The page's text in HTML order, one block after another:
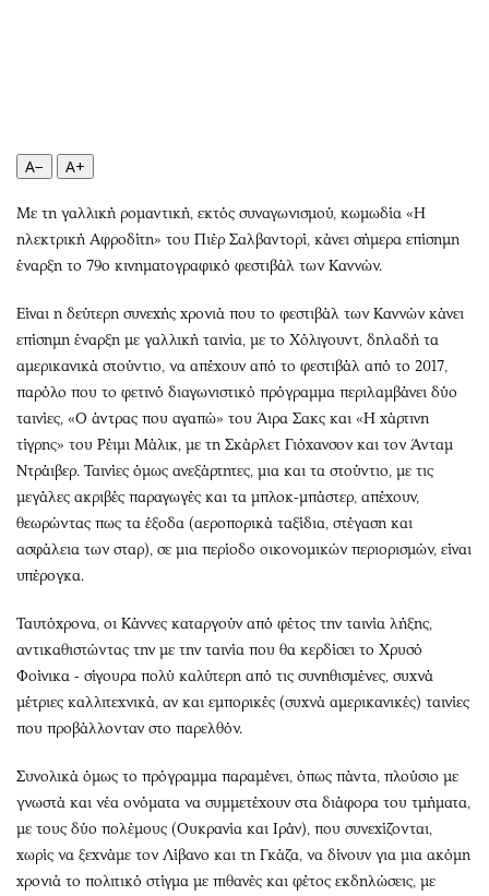
Σινεμά
Μουσική
Εικαστικά
Χειρόγραφα
Uncut
Προσφορές
Επιστολές
A− A+
Με τη γαλλική ρομαντική, εκτός συναγωνισμού, κωμωδία «Η
ηλεκτρική Αφροδίτη» του Πιέρ Σαλβαντορί, κάνει σήμερα επίσημη
έναρξη το 79ο κινηματογραφικό φεστιβάλ των Καννών.
Είναι η δεύτερη συνεχής χρονιά που το φεστιβάλ των Καννών κάνει
επίσημη έναρξη με γαλλική ταινία, με το Χόλιγουντ, δηλαδή τα
αμερικανικά στούντιο, να απέχουν από το φεστιβάλ από το 2017,
παρόλο που το φετινό διαγωνιστικό πρόγραμμα περιλαμβάνει δύο
ταινίες, «Ο άντρας που αγαπώ» του Άιρα Σακς και «Η χάρτινη
τίγρης» του Ρέιμι Μάλικ, με τη Σκάρλετ Γιόχανσον και τον Άνταμ
Ντράιβερ. Ταινίες όμως ανεξάρτητες, μια και τα στούντιο, με τις
μεγάλες ακριβές παραγωγές και τα μπλοκ-μπάστερ, απέχουν,
θεωρώντας πως τα έξοδα (αεροπορικά ταξίδια, στέγαση και
ασφάλεια των σταρ), σε μια περίοδο οικονομικών περιορισμών, είναι
υπέρογκα.
Ταυτόχρονα, οι Κάννες καταργούν από φέτος την ταινία λήξης,
αντικαθιστώντας την με την ταινία που θα κερδίσει το Χρυσό
Φοίνικα - σίγουρα πολύ καλύτερη από τις συνηθισμένες, συχνά
μέτριες καλλιτεχνικά, αν και εμπορικές (συχνά αμερικανικές) ταινίες
που προβάλλονταν στο παρελθόν.
Συνολικά όμως το πρόγραμμα παραμένει, όπως πάντα, πλούσιο με
γνωστά και νέα ονόματα να συμμετέχουν στα διάφορα του τμήματα,
με τους δύο πολέμους (Ουκρανία και Ιράν), που συνεχίζονται,
χωρίς να ξεχνάμε τον Λίβανο και τη Γκάζα, να δίνουν για μια ακόμη
χρονιά το πολιτικό στίγμα με πιθανές και φέτος εκδηλώσεις, με